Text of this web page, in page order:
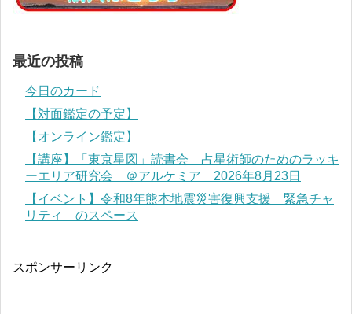
最近の投稿
今日のカード
【対面鑑定の予定】
【オンライン鑑定】
【講座】「東京星図」読書会 占星術師のためのラッキ
ーエリア研究会 ＠アルケミア 2026年8月23日
【イベント】令和8年熊本地震災害復興支援 緊急チャ
リティ のスペース
スポンサーリンク